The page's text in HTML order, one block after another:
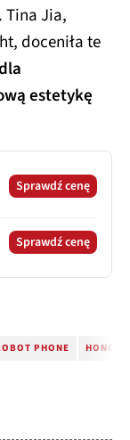
Jia,
doceniła te
estetykę
Sprawdź cenę
Sprawdź cenę
PHONE HONOR